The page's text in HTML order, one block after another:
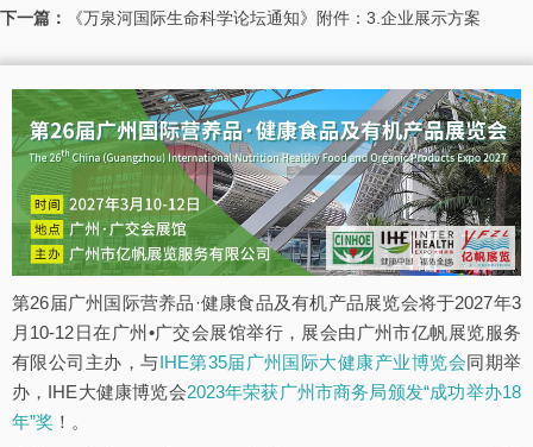
下一篇：
《万泉河国际生命科学论坛通知》附件：3.企业展示方案
第26届广州国际营养品·健康食品及有机产品展览会将于2027年3
月10-12日在广州•广交会展馆举行，展会由广州市亿帆展览服务
有限公司主办，与IHE第35届广州国际大健康产业博览会同期举
办，IHE大健康博览会2023年荣获广州市商务局颁发“成功举办18
年”奖 ！。